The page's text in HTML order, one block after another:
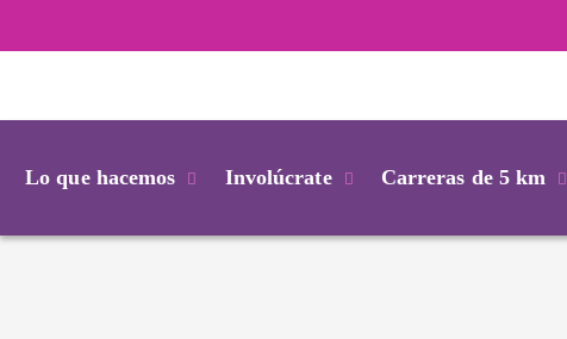
Lo que hacemos Involúcrate Carreras de 5 km